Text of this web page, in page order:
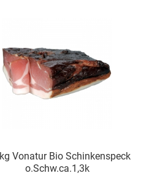
Vonatur Bio Schinkenspeck
o.Schw.ca.1,3k